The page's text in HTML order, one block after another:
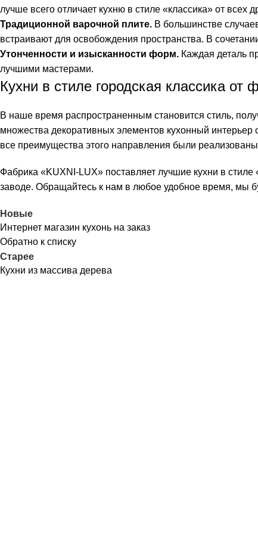
лучше всего отличает кухню в стиле «классика» от всех
Традиционной варочной плите. В большинстве
встраивают для освобождения пространства. В
Утонченности и изысканности форм. Каждая деталь
лучшими мастерами.
Кухни в стиле городская классика от
В наше время распространенным становится стиль,
множества декоративных элементов кухонный
все преимущества этого направления были
Фабрика «KUXNI-LUX» поставляет лучшие кухни в
заводе. Обращайтесь к нам в любое удобное время, мы
Новые
Интернет магазин кухонь на заказ
Обратно к списку
Старее
Кухни из массива дерева